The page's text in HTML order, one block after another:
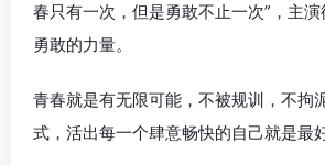
春只有一次，但是勇敢不止一次”，主
勇敢的力量。
青春就是有无限可能，不被规训，不拘
式，活出每一个肆意畅快的自己就是最